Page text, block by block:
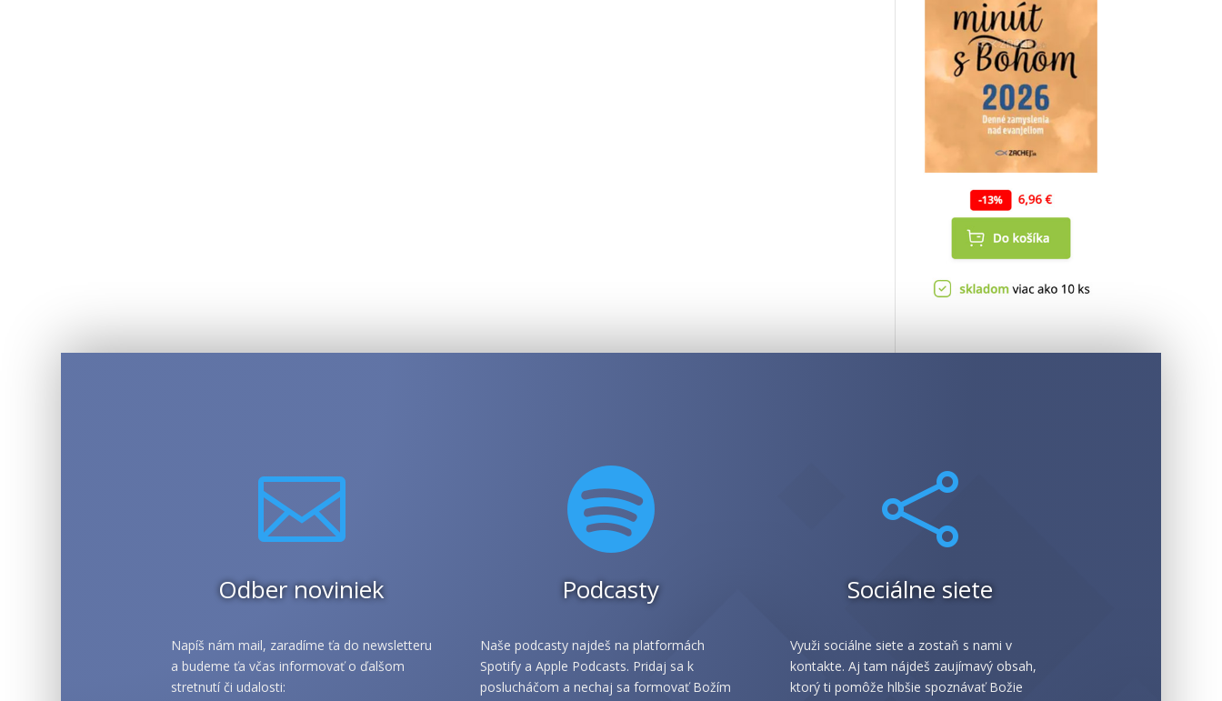

Odber noviniek
Napíš nám mail, zaradíme ťa do newsletteru
a budeme ťa včas informovať o ďalšom
stretnutí či udalosti:

Podcasty
Naše podcasty najdeš na platformách
Spotify a Apple Podcasts. Pridaj sa k
poslucháčom a nechaj sa formovať Božím

Sociálne siete
Využi sociálne siete a zostaň s nami v
kontakte. Aj tam nájdeš zaujímavý obsah,
ktorý ti pomôže hlbšie spoznávať Božie